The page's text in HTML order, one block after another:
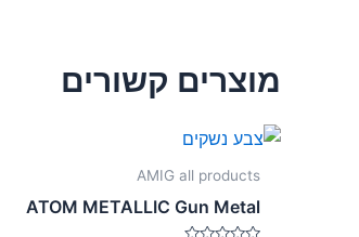
מוצרים קשורים
AMIG all products
ATOM METALLIC Gun Metal